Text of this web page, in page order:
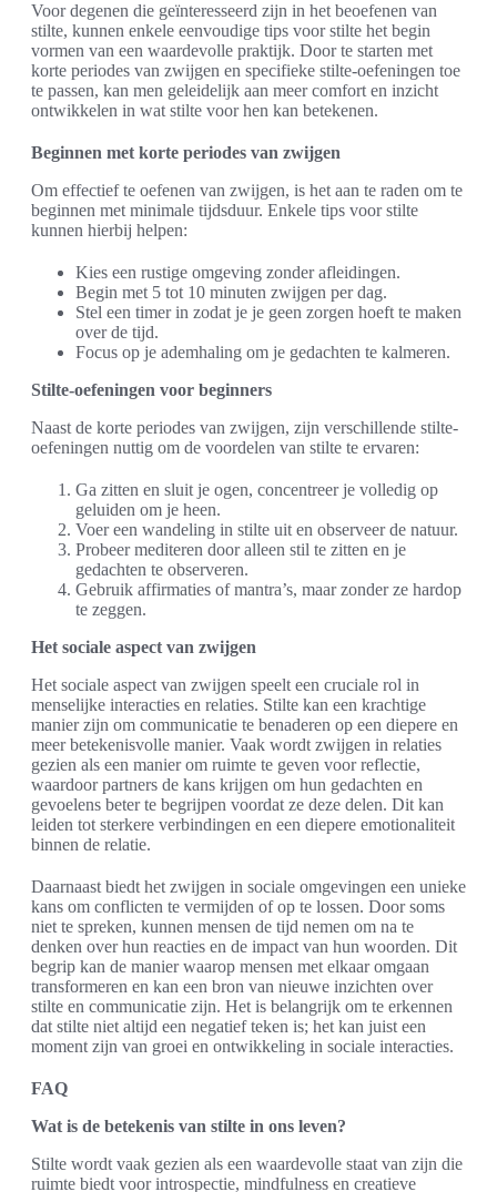
Voor degenen die geïnteresseerd zijn in het beoefenen van
stilte, kunnen enkele eenvoudige tips voor stilte het begin
vormen van een waardevolle praktijk. Door te starten met
korte periodes van zwijgen en specifieke stilte-oefeningen toe
te passen, kan men geleidelijk aan meer comfort en inzicht
ontwikkelen in wat stilte voor hen kan betekenen.
Beginnen met korte periodes van zwijgen
Om effectief te oefenen van zwijgen, is het aan te raden om te
beginnen met minimale tijdsduur. Enkele tips voor stilte
kunnen hierbij helpen:
Kies een rustige omgeving zonder afleidingen.
Begin met 5 tot 10 minuten zwijgen per dag.
Stel een timer in zodat je je geen zorgen hoeft te maken
over de tijd.
Focus op je ademhaling om je gedachten te kalmeren.
Stilte-oefeningen voor beginners
Naast de korte periodes van zwijgen, zijn verschillende stilte-
oefeningen nuttig om de voordelen van stilte te ervaren:
Ga zitten en sluit je ogen, concentreer je volledig op
geluiden om je heen.
Voer een wandeling in stilte uit en observeer de natuur.
Probeer mediteren door alleen stil te zitten en je
gedachten te observeren.
Gebruik affirmaties of mantra’s, maar zonder ze hardop
te zeggen.
Het sociale aspect van zwijgen
Het sociale aspect van zwijgen speelt een cruciale rol in
menselijke interacties en relaties. Stilte kan een krachtige
manier zijn om communicatie te benaderen op een diepere en
meer betekenisvolle manier. Vaak wordt zwijgen in relaties
gezien als een manier om ruimte te geven voor reflectie,
waardoor partners de kans krijgen om hun gedachten en
gevoelens beter te begrijpen voordat ze deze delen. Dit kan
leiden tot sterkere verbindingen en een diepere emotionaliteit
binnen de relatie.
Daarnaast biedt het zwijgen in sociale omgevingen een unieke
kans om conflicten te vermijden of op te lossen. Door soms
niet te spreken, kunnen mensen de tijd nemen om na te
denken over hun reacties en de impact van hun woorden. Dit
begrip kan de manier waarop mensen met elkaar omgaan
transformeren en kan een bron van nieuwe inzichten over
stilte en communicatie zijn. Het is belangrijk om te erkennen
dat stilte niet altijd een negatief teken is; het kan juist een
moment zijn van groei en ontwikkeling in sociale interacties.
FAQ
Wat is de betekenis van stilte in ons leven?
Stilte wordt vaak gezien als een waardevolle staat van zijn die
ruimte biedt voor introspectie, mindfulness en creatieve